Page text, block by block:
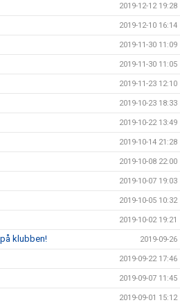
2019-12-12 19:28
2019-12-10 16:14
2019-11-30 11:09
2019-11-30 11:05
2019-11-23 12:10
2019-10-23 18:33
2019-10-22 13:49
2019-10-14 21:28
2019-10-08 22:00
2019-10-07 19:03
2019-10-05 10:32
2019-10-02 19:21
klubben! 2019-09-26
2019-09-22 17:46
2019-09-07 11:45
2019-09-01 15:12